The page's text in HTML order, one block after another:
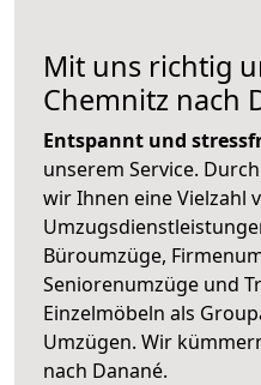
Mit uns richtig
Chemnitz nach
Entspannt und
unserem Service.
wir Ihnen eine Vielzahl
Büroumzüge,
Seniorenumzüge und
Einzelmöbeln als
Umzügen. Wir
nach Danané.